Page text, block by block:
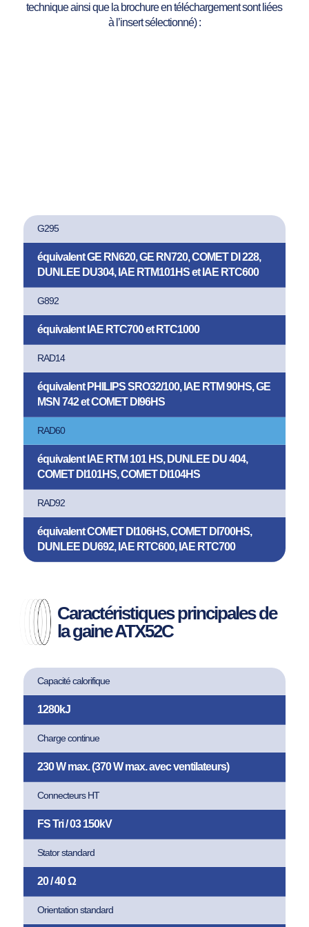
technique ainsi que la brochure en téléchargement sont liées
à l’insert sélectionné) :
G295
équivalent GE RN620, GE RN720, COMET DI 228,
DUNLEE DU304, IAE RTM101HS et IAE RTC600
G892
équivalent IAE RTC700 et RTC1000
RAD14
équivalent PHILIPS SRO32/100, IAE RTM 90HS, GE
MSN 742 et COMET DI96HS
RAD60
équivalent IAE RTM 101 HS, DUNLEE DU 404,
COMET DI101HS, COMET DI104HS
RAD92
équivalent COMET DI106HS, COMET DI700HS,
DUNLEE DU692, IAE RTC600, IAE RTC700
Caractéristiques principales de
la gaine ATX52C
Capacité calorifique
1280kJ
Charge continue
230 W max. (370 W max. avec ventilateurs)
Connecteurs HT
FS Tri / 03 150kV
Stator standard
20 / 40 Ω
Orientation standard